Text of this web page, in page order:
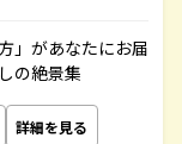
」があなたにお届
の絶景集
詳細を見る